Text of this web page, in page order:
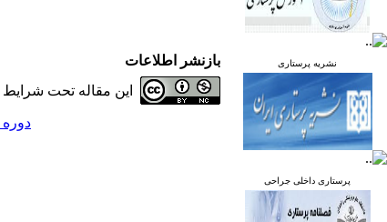
نشریه پرستاری
پرستاری داخلی جراحی
بازنشر اطلاعات
این مقاله تحت شرایط
دوره 11، شماره 2 - ( خرداد و تیر 1402 )